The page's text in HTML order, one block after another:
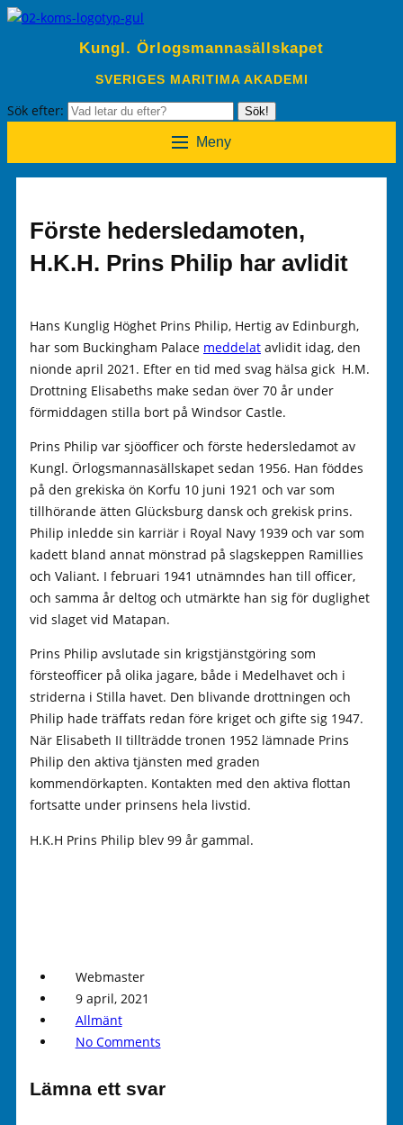
Kungl. Örlogsmannasällskapet
SVERIGES MARITIMA AKADEMI
Sök efter: Sök!
Meny
Förste hedersledamoten,
H.K.H. Prins Philip har avlidit
Hans Kunglig Höghet Prins Philip, Hertig av Edinburgh,
har som Buckingham Palace meddelat avlidit idag, den
nionde april 2021. Efter en tid med svag hälsa gick H.M.
Drottning Elisabeths make sedan över 70 år under
förmiddagen stilla bort på Windsor Castle.
Prins Philip var sjöofficer och förste hedersledamot av
Kungl. Örlogsmannasällskapet sedan 1956. Han föddes
på den grekiska ön Korfu 10 juni 1921 och var som
tillhörande ätten Glücksburg dansk och grekisk prins.
Philip inledde sin karriär i Royal Navy 1939 och var som
kadett bland annat mönstrad på slagskeppen Ramillies
och Valiant. I februari 1941 utnämndes han till officer,
och samma år deltog och utmärkte han sig för duglighet
vid slaget vid Matapan.
Prins Philip avslutade sin krigstjänstgöring som
försteofficer på olika jagare, både i Medelhavet och i
striderna i Stilla havet. Den blivande drottningen och
Philip hade träffats redan före kriget och gifte sig 1947.
När Elisabeth II tillträdde tronen 1952 lämnade Prins
Philip den aktiva tjänsten med graden
kommendörkapten. Kontakten med den aktiva flottan
fortsatte under prinsens hela livstid.
H.K.H Prins Philip blev 99 år gammal.
Webmaster
9 april, 2021
Allmänt
No Comments
Lämna ett svar